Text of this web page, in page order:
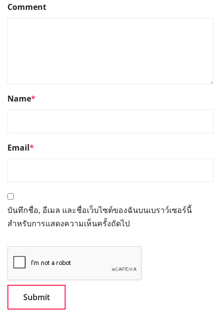
Comment
Name*
Email*
บันทึกชื่อ, อีเมล และชื่อเว็บไซต์ของฉันบนเบราว์เซอร์นี้
สำหรับการแสดงความเห็นครั้งถัดไป